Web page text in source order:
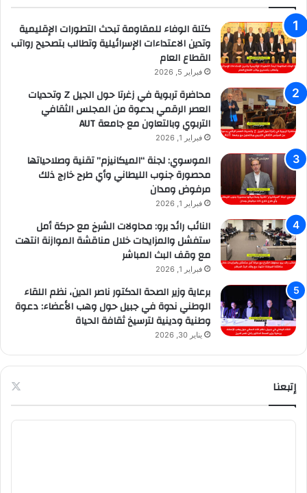
كتلة الوفاء للمقاومة تبحث التطورات الإقليمية
وتدين الاعتداءات الإسرائيلية وتطالب بتصحيح رواتب
القطاع العام
فبراير 5, 2026
محاضرة تربوية في زغرتا حول الجيل Z وتحديات
العصر الرقمي بدعوة من المجلس الثقافي
التربوي وبالتعاون مع جامعة AUT
فبراير 1, 2026
الموسوي: لجنة “الميكانيزم” تقنية وصلاحياتها
محصورة جنوب الليطاني وأي طرح خارج ذلك
مرفوض ومدان
فبراير 1, 2026
النائب رائد برو: محاولات الشرخ مع حركة أمل
ستفشل والمزايدات خلال مناقشة الموازنة انتهت
مع وقف البث المباشر
فبراير 1, 2026
برعاية وزير الصحة الدكتور ناصر الدين، نظم اللقاء
الوطني ندوة في جبيل حول وهب الأعضاء: دعوة
وطنية ودينية لترسيخ ثقافة الحياة
يناير 30, 2026
إتبعنا